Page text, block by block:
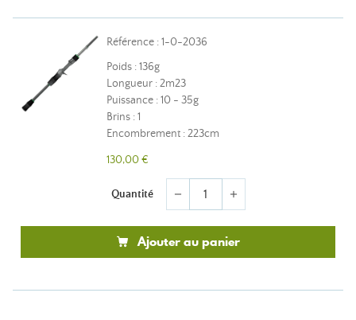
Référence : 1-0-2036
Poids : 136g
Longueur : 2m23
Puissance : 10 - 35g
Brins : 1
Encombrement : 223cm
130,00 €
Quantité remove add
Ajouter au panier